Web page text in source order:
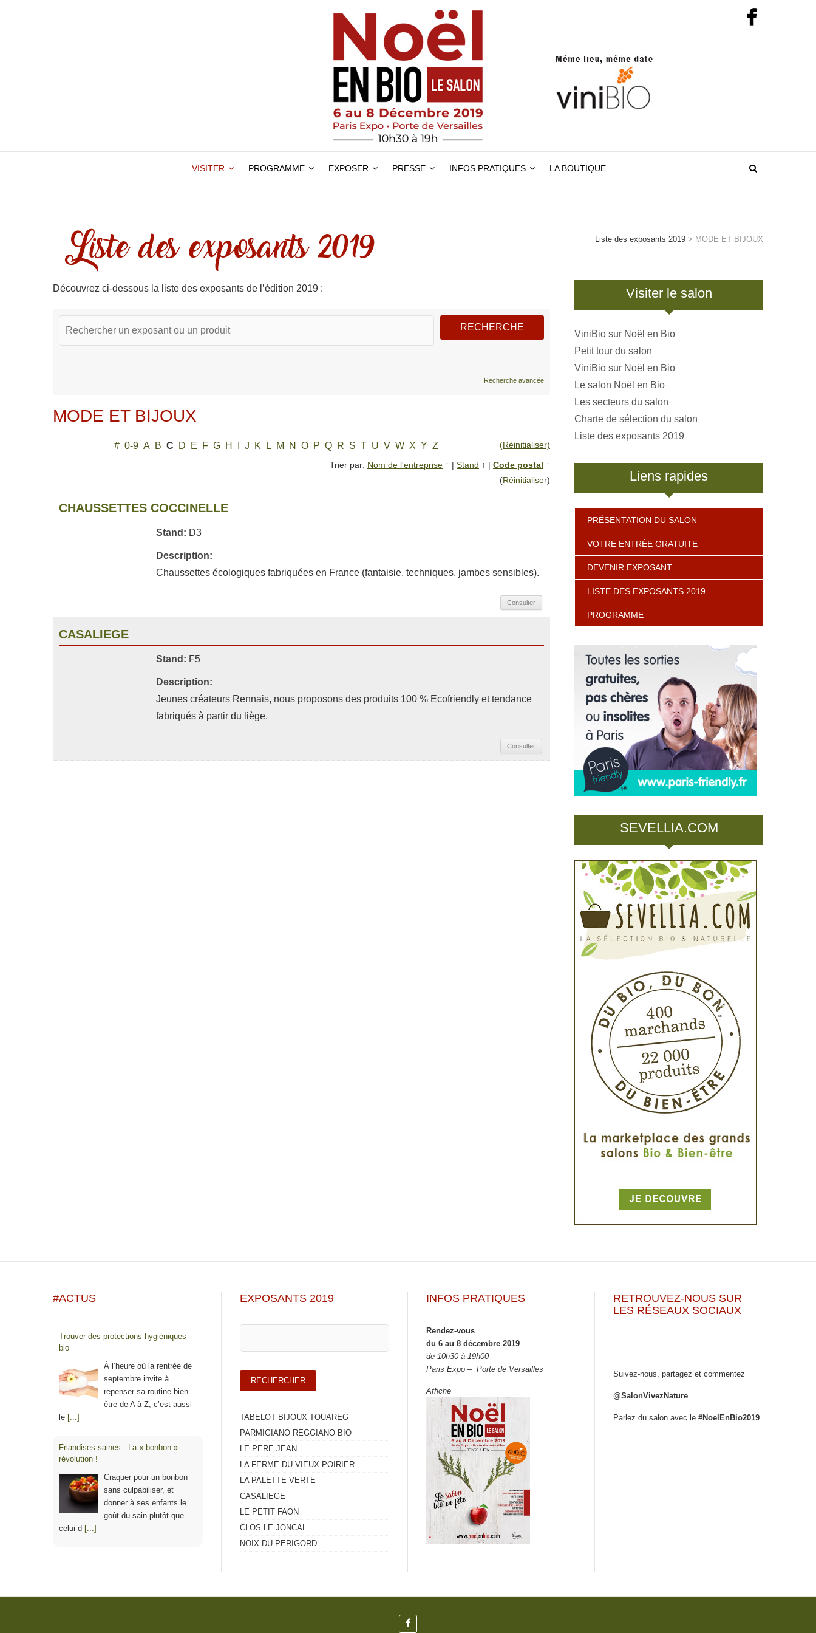
VISITER PROGRAMME EXPOSER PRESSE INFOS PRATIQUES LA BOUTIQUE
Liste des exposants 2019 Liste des exposants 2019 > MODE ET BIJOUX
Découvrez ci-dessous la liste des exposants de l’édition 2019 :
Recherche avancée
MODE ET BIJOUX
# 0-9 A B C D E F G H J K L M N O P Q R S T U V W X Y Z (Réinitialiser)
Trier par: Nom de l'entreprise ↑ | Stand ↑ | Code postal ↑
(Réinitialiser)
CHAUSSETTES COCCINELLE
Stand: D3
Description:
Chaussettes écologiques fabriquées en France (fantaisie, techniques, jambes sensibles).
Consulter
CASALIEGE
Stand: F5
Description:
Jeunes créateurs Rennais, nous proposons des produits 100 % Ecofriendly et tendance
fabriqués à partir du liège.
Consulter
Visiter le salon
ViniBio sur Noël en Bio
Petit tour du salon
ViniBio sur Noël en Bio
Le salon Noël en Bio
Les secteurs du salon
Charte de sélection du salon
Liste des exposants 2019
Liens rapides
PRÉSENTATION DU SALON
VOTRE ENTRÉE GRATUITE
DEVENIR EXPOSANT
LISTE DES EXPOSANTS 2019
PROGRAMME
SEVELLIA.COM
#ACTUS
Trouver des protections hygiéniques
bio
À l’heure où la rentrée de
septembre invite à
repenser sa routine bien-
être de A à Z, c’est aussi
le [...]
Friandises saines : La « bonbon »
révolution !
Craquer pour un bonbon
sans culpabiliser, et
donner à ses enfants le
goût du sain plutôt que
celui d [...]
EXPOSANTS 2019
TABELOT BIJOUX TOUAREG
PARMIGIANO REGGIANO BIO
LE PERE JEAN
LA FERME DU VIEUX POIRIER
LA PALETTE VERTE
CASALIEGE
LE PETIT FAON
CLOS LE JONCAL
NOIX DU PERIGORD
INFOS PRATIQUES
Rendez-vous
du 6 au 8 décembre 2019
de 10h30 à 19h00
Paris Expo – Porte de Versailles
Affiche
RETROUVEZ-NOUS SUR
LES RÉSEAUX SOCIAUX
Suivez-nous, partagez et commentez
@SalonVivezNature
Parlez du salon avec le #NoelEnBio2019